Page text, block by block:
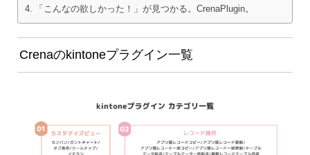
「こんなの欲しかった！」が見つかる。CrenaPlugin。
Crenaのkintoneプラグイン一覧